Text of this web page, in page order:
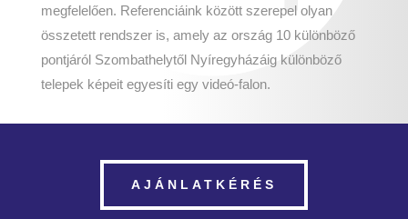
megfelelően. Referenciáink között szerepel olyan
összetett rendszer is, amely az ország 10 különböző
pontjáról Szombathelytől Nyíregyházáig különböző
telepek képeit egyesíti egy videó-falon.
AJÁNLATKÉRÉS